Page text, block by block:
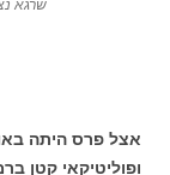
שרגא
אצל פרס היתה
ופוליטיקאי קטן